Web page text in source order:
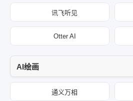
讯飞听见
Otter AI
AI绘画
通义万相